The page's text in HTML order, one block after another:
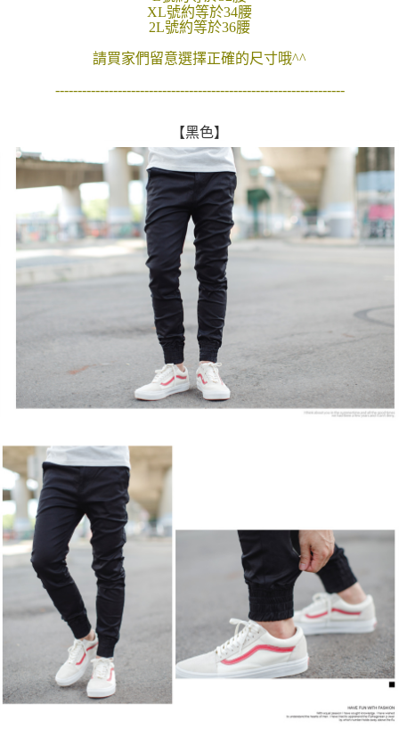
結帳頁面，進行簡訊認證並確認金額後，即可完成結帳。
２．訂單成立數日內，您將收到繳費通知簡訊。
３．收到繳費通知簡訊後14天內，點擊此簡訊中的連結，可透過四大超商／
ATM／網路銀行／等多元方式進行付款，方視為交易完成。
是否繳費成功／繳費後需取消欲退款等相關疑問，請聯繫「AFTEE先享後付
客戶支援中心」
https://netprotections.freshdesk.com/support/home
【注意事項】
１．透過由恩沛科技股份有限公司提供之「AFTEE先享後付」服務完成之交
易，需依本服務之必要範圍內提供個人資料，並將交易相關給付款項請求債
權轉讓予恩沛科技股份有限公司。
２．關於個人資料處理事宜，請瀏覽以下網址：
https://aftee.tw/terms/#terms3
３．未成年的使用者請事先徵得法定代理人或監護人之同意方可使用
「AFTEE先享後付」，若未經同意申辦者引起之損失，本公司不負相關責
４．使用「AFTEE先享後付」時，將依據個別帳號之用戶狀況，依本公司即
時審查核予不同之上限額度；若仍有額度不足之情形，本公司將視審查結果
５．嚴禁一人註冊多個帳號或使用他人資訊註冊。若發現惡意使用之情形，
恩沛科技股份有限公司將有權停止該用戶之使用額度並採取法律行動。
每筆NT$80，滿NT$1,800(含以上)免運費
每筆NT$80，滿NT$1,800(含以上)免運費
每筆NT$120，滿NT$3,000(含以上)免運費
XL號約等於34腰
2L號約等於36腰
請買家們留意選擇正確的尺寸哦^^
-----------------------------------------------------------------
【黑色】